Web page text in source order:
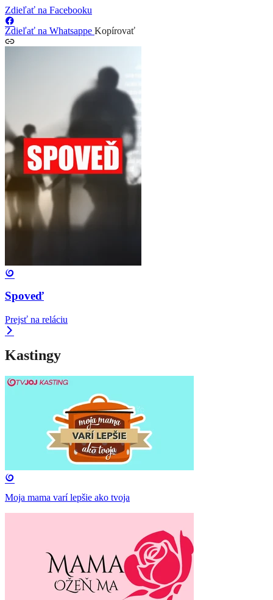
Zdieľať na Facebooku
Zdieľať na Whatsappe Kopírovať
Spoveď
Prejsť na reláciu
Kastingy
Moja mama varí lepšie ako tvoja